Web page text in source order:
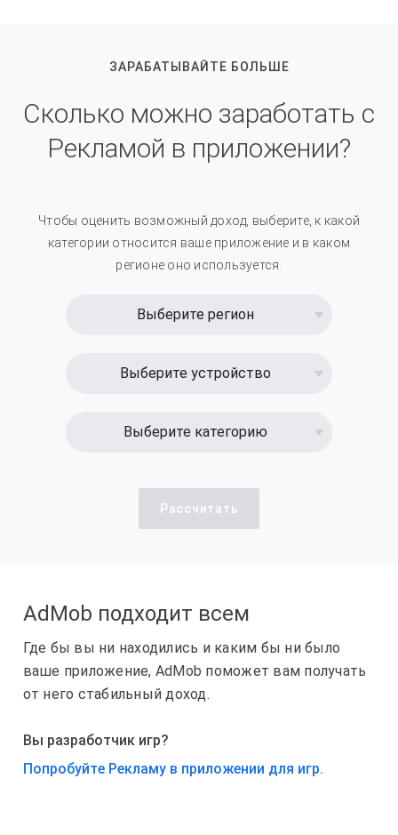
ЗАРАБАТЫВАЙТЕ БОЛЬШЕ
Сколько можно заработать с
Рекламой в приложении?
Чтобы оценить возможный доход, выберите, к какой
категории относится ваше приложение и в каком
регионе оно используется.
Выберите регион
Выберите устройство
Выберите категорию
Рассчитать
AdMob подходит всем
Где бы вы ни находились и каким бы ни было
ваше приложение, AdMob поможет вам получать
от него стабильный доход.
Вы разработчик игр?
Попробуйте Рекламу в приложении для игр.